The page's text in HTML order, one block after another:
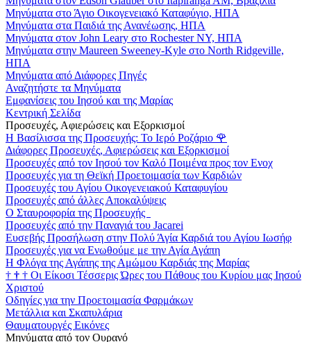
Μηνύματα στο Άγιο Οικογενειακό Καταφύγιο, ΗΠΑ
Μηνύματα στα Παιδιά της Ανανέωσης, ΗΠΑ
Μηνύματα στον John Leary στο Rochester NY, ΗΠΑ
Μηνύματα στην Maureen Sweeney-Kyle στο North Ridgeville,
ΗΠΑ
Μηνύματα από Διάφορες Πηγές
Αναζητήστε τα Μηνύματα
Εμφανίσεις του Ιησού και της Μαρίας
Κεντρική Σελίδα
Προσευχές, Αφιερώσεις και Εξορκισμοί
Η Βασίλισσα της Προσευχής: Το Ιερό Ροζάριο 🌹
Διάφορες Προσευχές, Αφιερώσεις και Εξορκισμοί
Προσευχές από τον Ιησού τον Καλό Ποιμένα προς τον Ενοχ
Προσευχές για τη Θεϊκή Προετοιμασία των Καρδιών
Προσευχές του Αγίου Οικογενειακού Καταφυγίου
Προσευχές από άλλες Αποκαλύψεις
Ο Σταυροφορία της Προσευχής
Προσευχές από την Παναγιά του Jacarei
Ευσεβής Προσήλωση στην Πολύ Άγία Καρδιά του Αγίου Ιωσήφ
Προσευχές για να Ενωθούμε με την Αγία Αγάπη
Η Φλόγα της Αγάπης της Αμώμου Καρδιάς της Μαρίας
† † † Οι Είκοσι Τέσσερις Ώρες του Πάθους του Κυρίου μας Ιησού
Χριστού
Οδηγίες για την Προετοιμασία Φαρμάκων
Μετάλλια και Σκαπυλάρια
Θαυματουργές Εικόνες
Μηνύματα από τον Ουρανό